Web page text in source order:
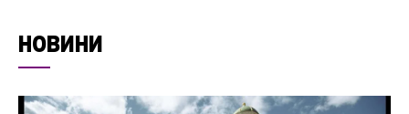
НОВИНИ